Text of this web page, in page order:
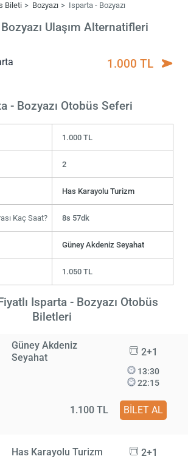
Bileti Bozyazı Isparta - Bozyazı
Ulaşım Alternatifleri
1.000 TL
- Bozyazı Otobüs Seferi
1.000 TL
2
Has Karayolu Turizm
Kaç Saat? 8s 57dk
Güney Akdeniz Seyahat
1.050 TL
Isparta - Bozyazı Otobüs
Biletleri
Güney Akdeniz
Seyahat
2+1
13:30
22:15
1.100 TL BİLET AL
Has Karayolu Turizm 2+1